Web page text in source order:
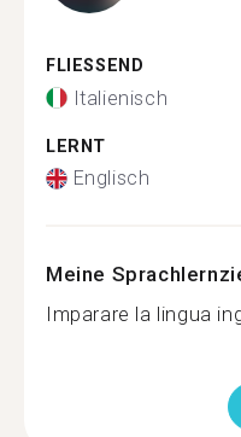
FLIESSEND
Italienisch
LERNT
Englisch
Meine
Imparare la lingua